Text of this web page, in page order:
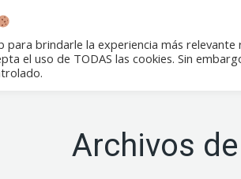
Eventos Noticias
Archivos
para brindarle la experiencia más
el uso de TODAS las cookies. Sin